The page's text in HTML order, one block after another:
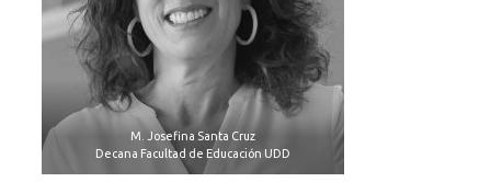
M. Josefina Santa Cruz
Decana Facultad de Educación UDD